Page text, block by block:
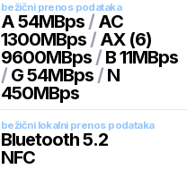
bežični prenos podataka
A 54MBps / AC
1300MBps / AX (6)
9600MBps / B 11MBps
/ G 54MBps / N
450MBps
bežični lokalni prenos podataka
Bluetooth 5.2
NFC